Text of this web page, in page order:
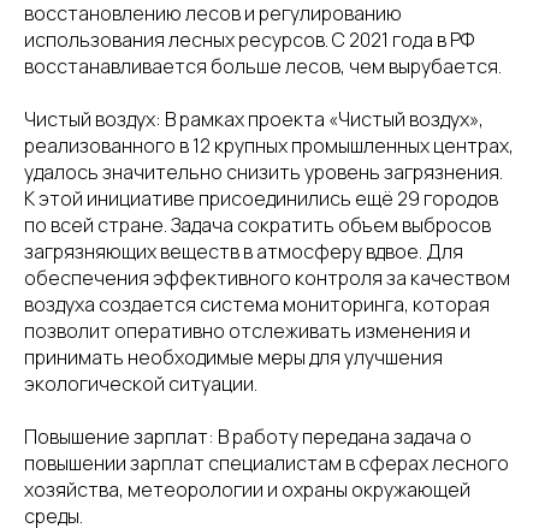
восстановлению лесов и регулированию
использования лесных ресурсов. С 2021 года в РФ
восстанавливается больше лесов, чем вырубается.
Чистый воздух: В рамках проекта «Чистый воздух»,
реализованного в 12 крупных промышленных центрах,
удалось значительно снизить уровень загрязнения.
К этой инициативе присоединились ещё 29 городов
по всей стране. Задача сократить объем выбросов
загрязняющих веществ в атмосферу вдвое. Для
обеспечения эффективного контроля за качеством
воздуха создается система мониторинга, которая
позволит оперативно отслеживать изменения и
принимать необходимые меры для улучшения
экологической ситуации.
Повышение зарплат: В работу передана задача о
повышении зарплат специалистам в сферах лесного
хозяйства, метеорологии и охраны окружающей
среды.